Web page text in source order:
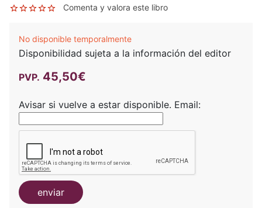
Comenta y valora este libro
No disponible temporalmente
Disponibilidad sujeta a la información del editor
PVP. 45,50€
Avisar si vuelve a estar disponible. Email:
enviar